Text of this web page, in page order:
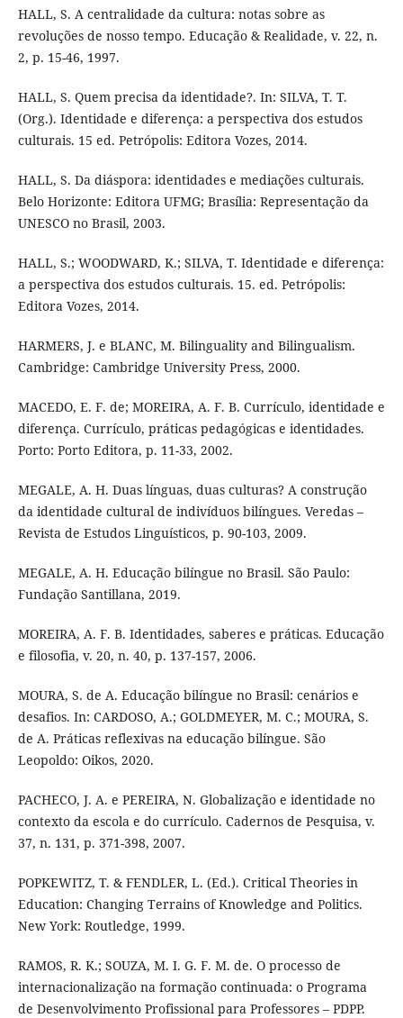
HALL, S. A centralidade da cultura: notas sobre as
revoluções de nosso tempo. Educação & Realidade, v. 22, n.
2, p. 15-46, 1997.
HALL, S. Quem precisa da identidade?. In: SILVA, T. T.
(Org.). Identidade e diferença: a perspectiva dos estudos
culturais. 15 ed. Petrópolis: Editora Vozes, 2014.
HALL, S. Da diáspora: identidades e mediações culturais.
Belo Horizonte: Editora UFMG; Brasília: Representação da
UNESCO no Brasil, 2003.
HALL, S.; WOODWARD, K.; SILVA, T. Identidade e diferença:
a perspectiva dos estudos culturais. 15. ed. Petrópolis:
Editora Vozes, 2014.
HARMERS, J. e BLANC, M. Bilinguality and Bilingualism.
Cambridge: Cambridge University Press, 2000.
MACEDO, E. F. de; MOREIRA, A. F. B. Currículo, identidade e
diferença. Currículo, práticas pedagógicas e identidades.
Porto: Porto Editora, p. 11-33, 2002.
MEGALE, A. H. Duas línguas, duas culturas? A construção
da identidade cultural de indivíduos bilíngues. Veredas –
Revista de Estudos Linguísticos, p. 90-103, 2009.
MEGALE, A. H. Educação bilíngue no Brasil. São Paulo:
Fundação Santillana, 2019.
MOREIRA, A. F. B. Identidades, saberes e práticas. Educação
e filosofia, v. 20, n. 40, p. 137-157, 2006.
MOURA, S. de A. Educação bilíngue no Brasil: cenários e
desafios. In: CARDOSO, A.; GOLDMEYER, M. C.; MOURA, S.
de A. Práticas reflexivas na educação bilíngue. São
Leopoldo: Oikos, 2020.
PACHECO, J. A. e PEREIRA, N. Globalização e identidade no
contexto da escola e do currículo. Cadernos de Pesquisa, v.
37, n. 131, p. 371-398, 2007.
POPKEWITZ, T. & FENDLER, L. (Ed.). Critical Theories in
Education: Changing Terrains of Knowledge and Politics.
New York: Routledge, 1999.
RAMOS, R. K.; SOUZA, M. I. G. F. M. de. O processo de
internacionalização na formação continuada: o Programa
de Desenvolvimento Profissional para Professores – PDPP.